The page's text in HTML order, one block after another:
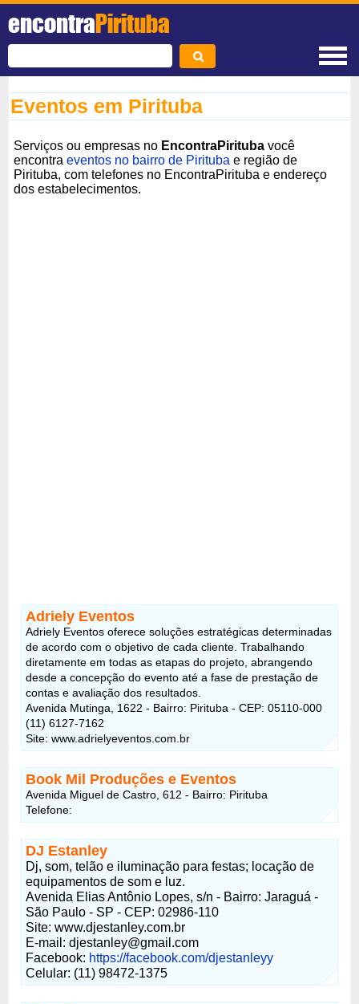
encontraPirituba
Eventos em Pirituba
Serviços ou empresas no EncontraPirituba você
encontraeventos no bairro de Pirituba e região de
Pirituba, com telefones no EncontraPirituba e endereço
dos estabelecimentos.
Adriely Eventos
Adriely Eventos oferece soluções estratégicas determinadas
de acordo com o objetivo de cada cliente. Trabalhando
diretamente em todas as etapas do projeto, abrangendo
desde a concepção do evento até a fase de prestação de
contas e avaliação dos resultados.
Avenida Mutinga, 1622 - Bairro: Pirituba - CEP: 05110-000
(11) 6127-7162
Site: www.adrielyeventos.com.br
Book Mil Produções e Eventos
Avenida Miguel de Castro, 612 - Bairro: Pirituba
Telefone:
DJ Estanley
Dj, som, telão e iluminação para festas; locação de
equipamentos de som e luz.
Avenida Elias Antônio Lopes, s/n - Bairro: Jaraguá -
São Paulo - SP - CEP: 02986-110
Site: www.djestanley.com.br
E-mail: djestanley@gmail.com
Facebook: https://facebook.com/djestanleyy
Celular: (11) 98472-1375